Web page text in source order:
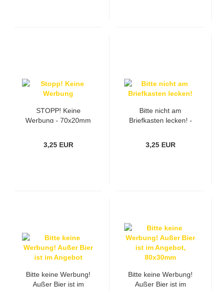
STOPP! Keine
Werbung - 70x20mm
3,25 EUR
Bitte nicht am
Briefkasten lecken! -
3,25 EUR
Bitte keine Werbung!
Außer Bier ist im
Bitte keine Werbung!
Außer Bier ist im